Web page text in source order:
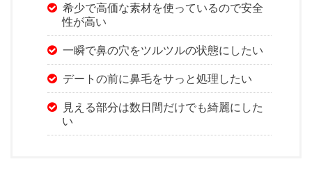
希少で高価な素材を使っているので安全
性が高い
一瞬で鼻の穴をツルツルの状態にしたい
デートの前に鼻毛をサっと処理したい
見える部分は数日間だけでも綺麗にした
い